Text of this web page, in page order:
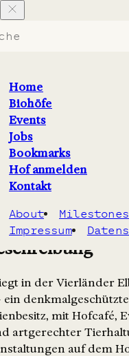
Home
Biohöfe
Events
Jobs
Bookmarks
Hof anmelden
Kontakt
About
Milestones
Impressum
der Ohe
und
Bioland-Hof
suchen wir eine
und der
in der Vierländer
mit Hofcafé,
artgerechter
auf dem